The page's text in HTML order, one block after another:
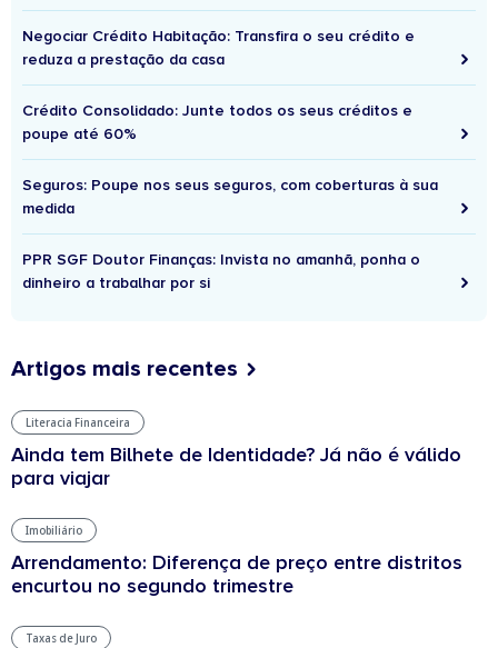
Negociar Crédito Habitação: Transfira o seu crédito e
reduza a prestação da casa
Crédito Consolidado: Junte todos os seus créditos e
poupe até 60%
Seguros: Poupe nos seus seguros, com coberturas à sua
medida
PPR SGF Doutor Finanças: Invista no amanhã, ponha o
dinheiro a trabalhar por si
Artigos mais recentes
Literacia Financeira
Ainda tem Bilhete de Identidade? Já não é válido
para viajar
Imobiliário
Arrendamento: Diferença de preço entre distritos
encurtou no segundo trimestre
Taxas de Juro